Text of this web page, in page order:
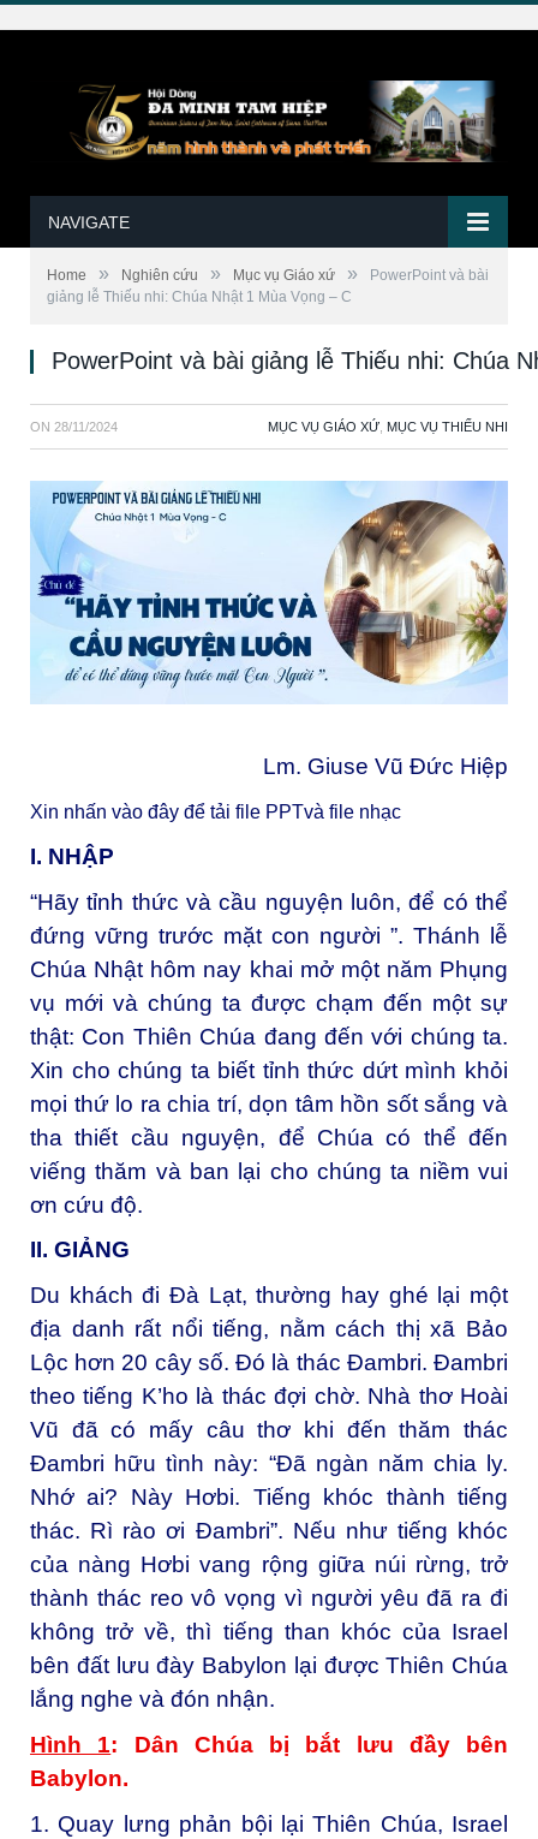
NAVIGATE
Home » Nghiên cứu » Mục vụ Giáo xứ »
PowerPoint và bài
giảng lễ Thiếu nhi: Chúa Nhật 1 Mùa Vọng – C
PowerPoint và bài giảng lễ Thiếu nhi: Chúa
ON 28/11/2024 MỤC VỤ GIÁO XỨ MỤC VỤ THIẾU NHI
Lm. Giuse Vũ Đức Hiệp
Xin nhấn vào đây để tải file PPTvà file nhạc
I. NHẬP
“Hãy tỉnh thức và cầu nguyện luôn, để có thể
đứng vững trước mặt con người ”. Thánh lễ
Chúa Nhật hôm nay khai mở một năm Phụng
vụ mới và chúng ta được chạm đến một sự
thật: Con Thiên Chúa đang đến với chúng ta.
Xin cho chúng ta biết tỉnh thức dứt mình khỏi
mọi thứ lo ra chia trí, dọn tâm hồn sốt sắng và
tha thiết cầu nguyện, để Chúa có thể đến
viếng thăm và ban lại cho chúng ta niềm vui
ơn cứu độ.
II. GIẢNG
Du khách đi Đà Lạt, thường hay ghé lại một
địa danh rất nổi tiếng, nằm cách thị xã Bảo
Lộc hơn 20 cây số. Đó là thác Đambri. Đambri
theo tiếng K’ho là thác đợi chờ. Nhà thơ Hoài
Vũ đã có mấy câu thơ khi đến thăm thác
Đambri hữu tình này: “Đã ngàn năm chia ly.
Nhớ ai? Này Hơbi. Tiếng khóc thành tiếng
thác. Rì rào ơi Đambri”. Nếu như tiếng khóc
của nàng Hơbi vang rộng giữa núi rừng, trở
thành thác reo vô vọng vì người yêu đã ra đi
không trở về, thì tiếng than khóc của Israel
bên đất lưu đày Babylon lại được Thiên Chúa
lắng nghe và đón nhận.
Hình 1: Dân Chúa bị bắt lưu đầy bên
Babylon.
1. Quay lưng phản bội lại Thiên Chúa, Israel